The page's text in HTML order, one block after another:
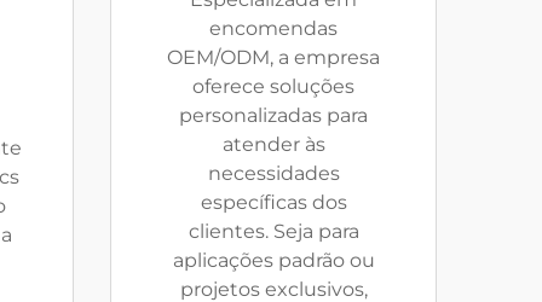
encomendas
OEM/ODM, a empresa
oferece soluções
personalizadas para
atender às
necessidades
específicas dos
clientes. Seja para
aplicações padrão ou
projetos exclusivos,